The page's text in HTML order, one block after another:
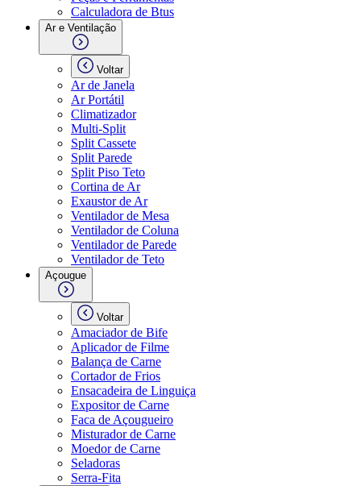
Calculadora de Btus
Ar e Ventilação
Voltar
Ar de Janela
Ar Portátil
Climatizador
Multi-Split
Split Cassete
Split Parede
Split Piso Teto
Cortina de Ar
Exaustor de Ar
Ventilador de Mesa
Ventilador de Coluna
Ventilador de Parede
Ventilador de Teto
Açougue
Voltar
Amaciador de Bife
Aplicador de Filme
Balança de Carne
Cortador de Frios
Ensacadeira de Linguiça
Expositor de Carne
Faca de Açougueiro
Misturador de Carne
Moedor de Carne
Seladoras
Serra-Fita